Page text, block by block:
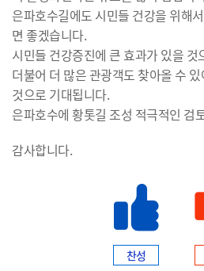
로
은파호수길에도 시민들 건강을 위해
면 좋겠습니다.
시민들 건강증진에 큰 효과가 있을 것
더불어 더 많은 관광객도 찾아올 수
것으로 기대됩니다.
은파호수에 황톳길 조성 적극적인 검
감사합니다.
찬성